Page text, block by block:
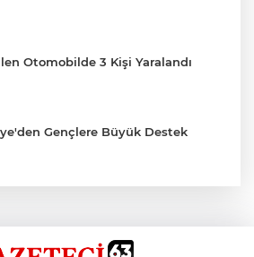
Otomobilde 3 Kişi Yaralandı
Gençlere Büyük Destek